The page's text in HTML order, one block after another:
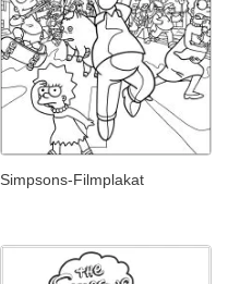
Simpsons-Filmplakat